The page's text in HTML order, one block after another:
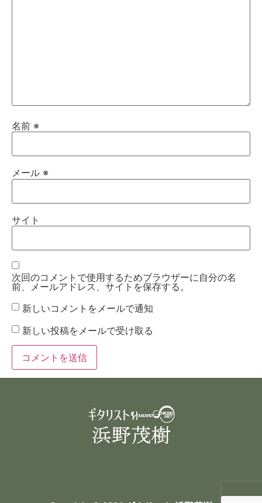
名前 ※
メール ※
サイト
次回のコメントで使用するためブラウザーに自分の名
前、メールアドレス、サイトを保存する。
新しいコメントをメールで通知
新しい投稿をメールで受け取る